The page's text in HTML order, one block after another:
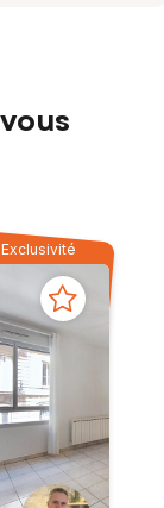
Exclusivité